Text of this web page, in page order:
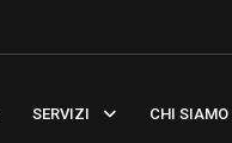
SERVIZI CHI SIAMO